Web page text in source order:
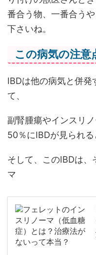
番合う物、一番合う
下さいね。
この病気の注意
IBDは他の病気と併発
て、
副腎腫瘍やインスリ
50％にIBDが見られる
そして、このIBDは、
マ